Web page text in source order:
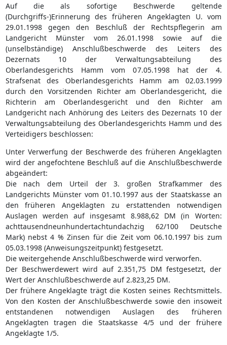
Auf die als sofortige Beschwerde geltende
(Durchgriffs-)Erinnerung des früheren Angeklagten U. vom
29.01.1998 gegen den Beschluß der Rechtspflegerin am
Landgericht Münster vom 26.01.1998 sowie auf die
(unselbständige) Anschlußbeschwerde des Leiters des
Dezernats 10 der Verwaltungsabteilung des
Oberlandesgerichts Hamm vom 07.05.1998 hat der 4.
Strafsenat des Oberlandesgerichts Hamm am 02.03.1999
durch den Vorsitzenden Richter am Oberlandesgericht, die
Richterin am Oberlandesgericht und den Richter am
Landgericht nach Anhörung des Leiters des Dezernats 10 der
Verwaltungsabteilung des Oberlandesgerichts Hamm und des
Verteidigers beschlossen:
Unter Verwerfung der Beschwerde des früheren Angeklagten
wird der angefochtene Beschluß auf die Anschlußbeschwerde
abgeändert:
Die nach dem Urteil der 3. großen Strafkammer des
Landgerichts Münster vom 01.10.1997 aus der Staatskasse an
den früheren Angeklagten zu erstattenden notwendigen
Auslagen werden auf insgesamt 8.988,62 DM (in Worten:
achttausendneunhundertachtundachzig 62/100 Deutsche
Mark) nebst 4 % Zinsen für die Zeit vom 06.10.1997 bis zum
05.03.1998 (Anweisungszeitpunkt) festgesetzt.
Die weitergehende Anschlußbeschwerde wird verworfen.
Der Beschwerdewert wird auf 2.351,75 DM festgesetzt, der
Wert der Anschlußbeschwerde auf 2.823,25 DM.
Der frühere Angeklagte trägt die Kosten seines Rechtsmittels.
Von den Kosten der Anschlußbeschwerde sowie den insoweit
entstandenen notwendigen Auslagen des früheren
Angeklagten tragen die Staatskasse 4/5 und der frühere
Angeklagte 1/5.